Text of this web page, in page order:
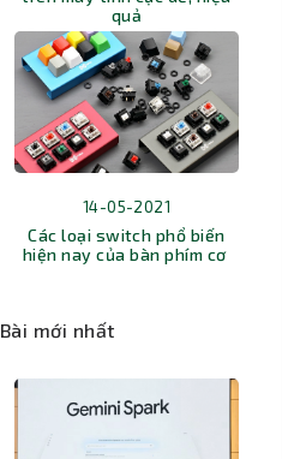
quả
14-05-2021
Các loại switch phổ biến
hiện nay của bàn phím cơ
Bài mới nhất